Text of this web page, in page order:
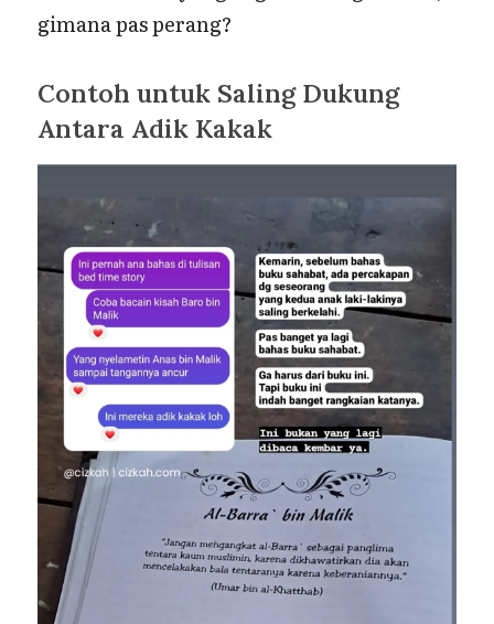
gimana pas perang?
Contoh untuk Saling Dukung
Antara Adik Kakak